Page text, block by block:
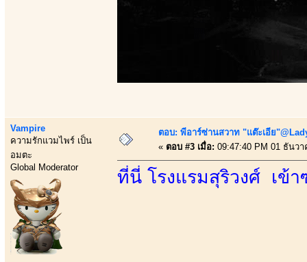
Vampire
ความรักแวมไพร์ เป็น
อมตะ
Global Moderator
ตอบ: พีอาร์ซ่านสวาท "แต๊ะเอีย
« ตอบ #3 เมื่อ: 09:47:40 PM 01 ธันว
ที่นี่ โรงแรมสุริวงศ์ เข้